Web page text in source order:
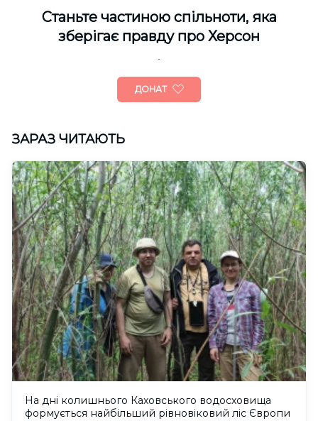
Cтаньте частиною спільноти, яка
зберігає правду про Херсон
ДОНАТ
ЗАРАЗ ЧИТАЮТЬ
На дні колишнього Каховського водосховища
формується найбільший рівновіковий ліс Європи